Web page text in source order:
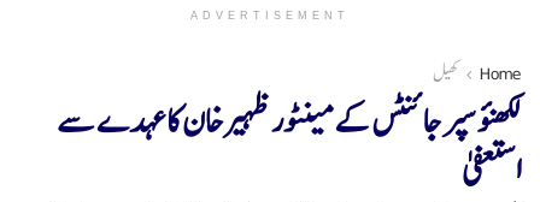
ADVERTISEMENT
Home کھیل
لکھنؤ سپر جائنٹس کے مینٹور ظہیر خان کا عہدے سے
استعفیٰ